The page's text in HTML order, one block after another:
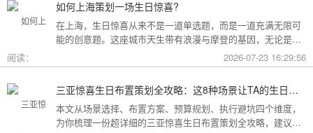
如何上海策划一场生日惊喜?
在上海，生日惊喜从来不是一道单选题，而是一道充满无限可
能的创意题。这座城市天生带有浪漫与摩登的基因，无论是外
滩的璀璨夜景，还是梧桐树下的老洋房，都为策划惊喜提供了
无尽的灵感
阅读： 2026-07-23 16:29:56
三亚惊喜生日布置策划全攻略：这8种场景让TA的生日成为永远难忘的回忆
本文从场景选择、布置方案、预算规划、执行避坑四个维度，
为你梳理一份超详细的三亚惊喜生日布置策划全攻略，建议收